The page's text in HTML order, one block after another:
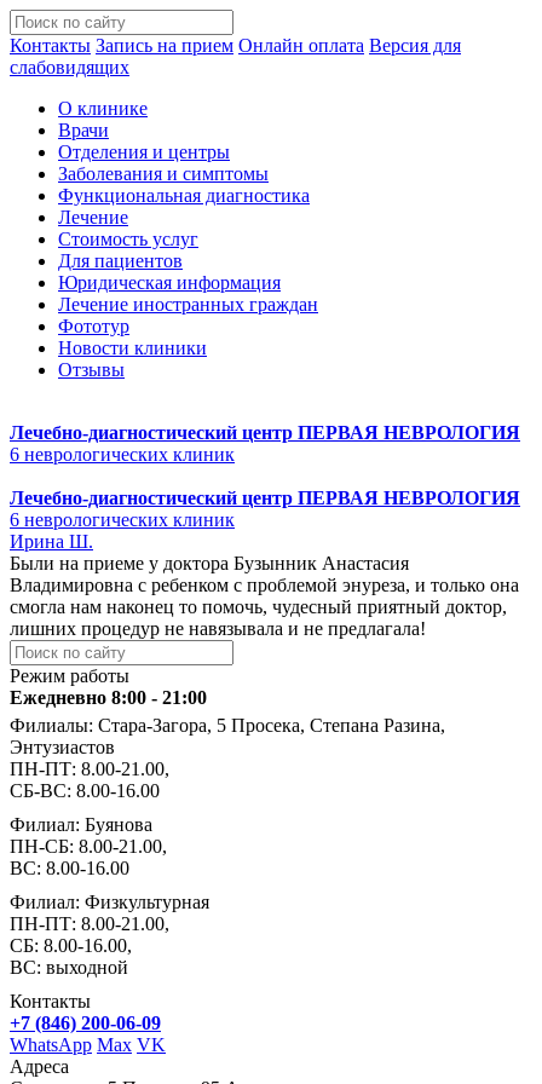
Контакты Запись на прием Онлайн оплата Версия для
слабовидящих
О клинике
Врачи
Отделения и центры
Заболевания и симптомы
Функциональная диагностика
Лечение
Стоимость услуг
Для пациентов
Юридическая информация
Лечение иностранных граждан
Фототур
Новости клиники
Отзывы
Лечебно-диагностический центр ПЕРВАЯ НЕВРОЛОГИЯ
6 неврологических клиник
Лечебно-диагностический центр ПЕРВАЯ НЕВРОЛОГИЯ
6 неврологических клиник
Ирина Ш.
Были на приеме у доктора Бузынник Анастасия
Владимировна с ребенком с проблемой энуреза, и только она
смогла нам наконец то помочь, чудесный приятный доктор,
лишних процедур не навязывала и не предлагала!
Режим работы
Ежедневно 8:00 - 21:00
Филиалы: Стара-Загора, 5 Просека, Степана Разина,
Энтузиастов
ПН-ПТ: 8.00-21.00,
СБ-ВС: 8.00-16.00
Филиал: Буянова
ПН-СБ: 8.00-21.00,
ВС: 8.00-16.00
Филиал: Физкультурная
ПН-ПТ: 8.00-21.00,
СБ: 8.00-16.00,
ВС: выходной
Контакты
+7 (846) 200-06-09
WhatsApp Max VK
Адреса